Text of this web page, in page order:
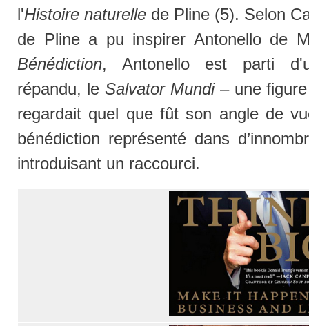
l'Histoire naturelle de Pline (5). Selon
de Pline a pu inspirer Antonello de
Bénédiction, Antonello est parti
répandu, le Salvator Mundi– une figure
regardait quel que fût son angle de
bénédiction représenté dans
introduisant un raccourci.